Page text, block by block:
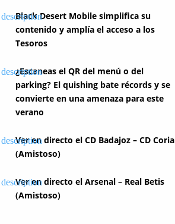
Black Desert Mobile simplifica su
contenido y amplía el acceso a los
Tesoros
¿Escaneas el QR del menú o del
parking? El quishing bate récords y se
convierte en una amenaza para este
verano
Ver en directo el CD Badajoz – CD Coria
(Amistoso)
Ver en directo el Arsenal – Real Betis
(Amistoso)